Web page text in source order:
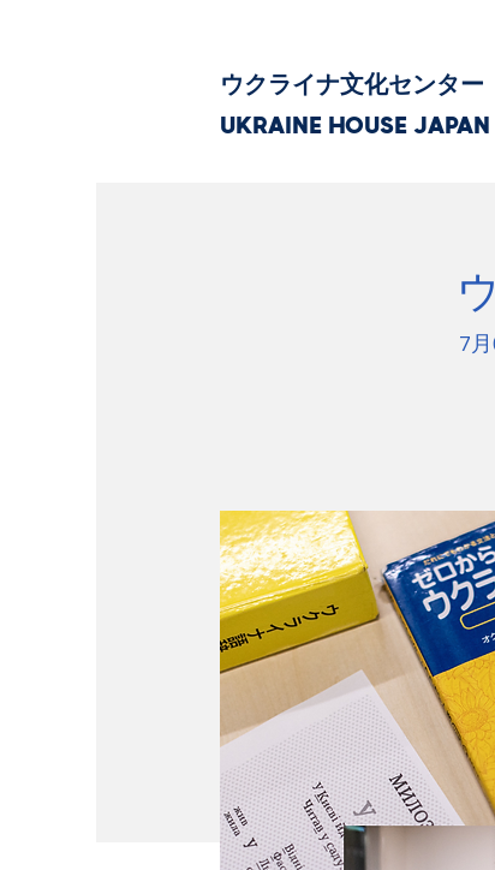
ウクライナ文化センター
UKRAINE HOUSE JAPAN
7